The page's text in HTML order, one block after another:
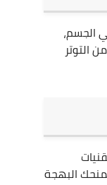
الجسم،
التوتر
البهجة